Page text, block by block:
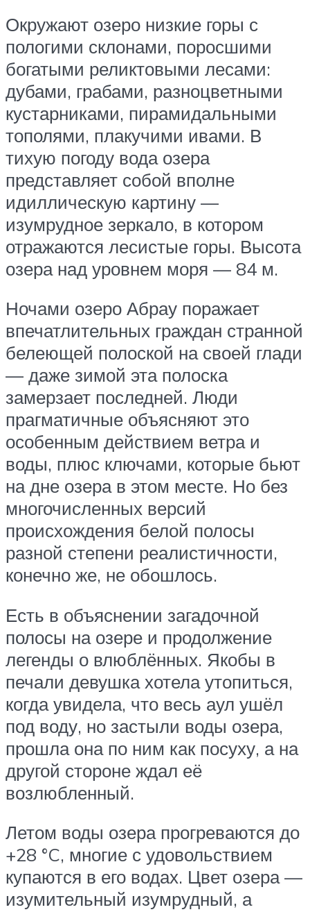
Окружают озеро низкие горы с
пологими склонами, поросшими
богатыми реликтовыми лесами:
дубами, грабами, разноцветными
кустарниками, пирамидальными
тополями, плакучими ивами. В
тихую погоду вода озера
представляет собой вполне
идиллическую картину —
изумрудное зеркало, в котором
отражаются лесистые горы. Высота
озера над уровнем моря — 84 м.
Ночами озеро Абрау поражает
впечатлительных граждан странной
белеющей полоской на своей глади
— даже зимой эта полоска
замерзает последней. Люди
прагматичные объясняют это
особенным действием ветра и
воды, плюс ключами, которые бьют
на дне озера в этом месте. Но без
многочисленных версий
происхождения белой полосы
разной степени реалистичности,
конечно же, не обошлось.
Есть в объяснении загадочной
полосы на озере и продолжение
легенды о влюблённых. Якобы в
печали девушка хотела утопиться,
когда увидела, что весь аул ушёл
под воду, но застыли воды озера,
прошла она по ним как посуху, а на
другой стороне ждал её
возлюбленный.
Летом воды озера прогреваются до
+28 °C, многие с удовольствием
купаются в его водах. Цвет озера —
изумительный изумрудный, а